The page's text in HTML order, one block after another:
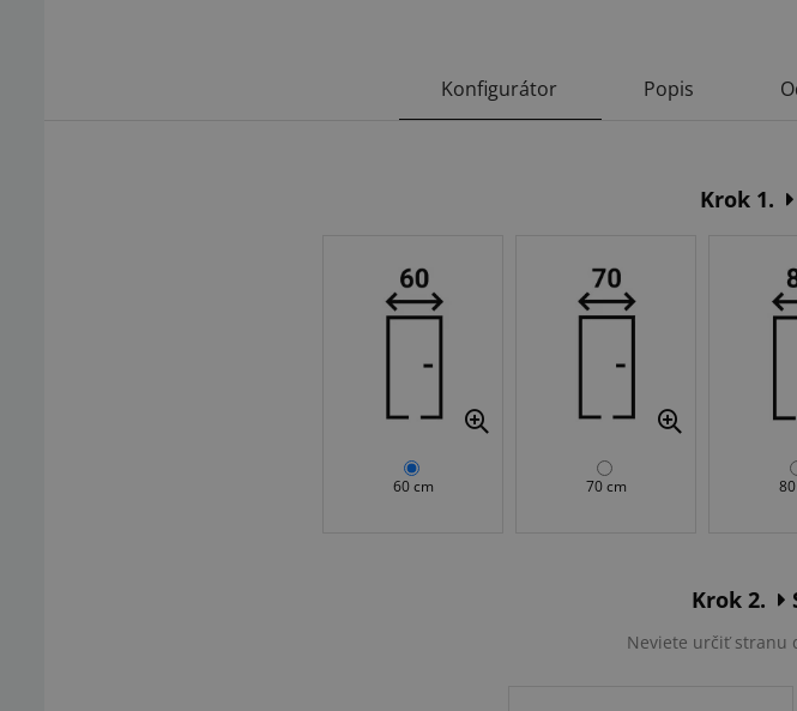
Konfigurátor Popis
Krok 1.
60 cm 70 cm
Krok 2.
Neviete určiť stranu